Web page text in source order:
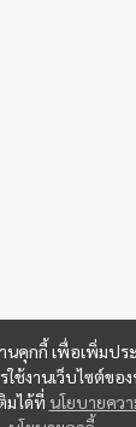
านคุกกี้ เพื่อเพิ่มป
ช้งานเว็บไซต์ขอ
มได้ที่ นโยบายคว